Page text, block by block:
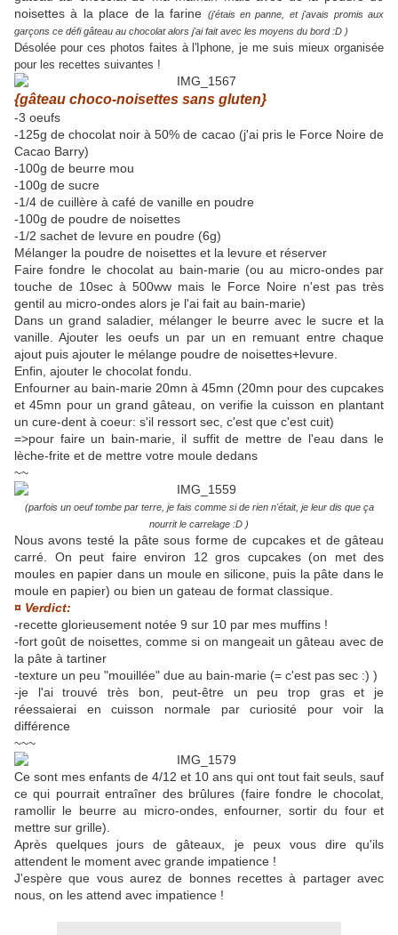
noisettes à la place de la farine (j'étais en panne, et j'avais promis aux
garçons ce défi gâteau au chocolat alors j'ai fait avec les moyens du bord :D )
Désolée pour ces photos faites à l'Iphone, je me suis mieux organisée
pour les recettes suivantes !
{gâteau choco-noisettes sans gluten}
-3 oeufs
-125g de chocolat noir à 50% de cacao (j'ai pris le Force Noire de
Cacao Barry)
-100g de beurre mou
-100g de sucre
-1/4 de cuillère à café de vanille en poudre
-100g de poudre de noisettes
-1/2 sachet de levure en poudre (6g)
Mélanger la poudre de noisettes et la levure et réserver
Faire fondre le chocolat au bain-marie (ou au micro-ondes par
touche de 10sec à 500ww mais le Force Noire n'est pas très
gentil au micro-ondes alors je l'ai fait au bain-marie)
Dans un grand saladier, mélanger le beurre avec le sucre et la
vanille. Ajouter les oeufs un par un en remuant entre chaque
ajout puis ajouter le mélange poudre de noisettes+levure.
Enfin, ajouter le chocolat fondu.
Enfourner au bain-marie 20mn à 45mn (20mn pour des cupcakes
et 45mn pour un grand gâteau, on verifie la cuisson en plantant
un cure-dent à coeur: s'il ressort sec, c'est que c'est cuit)
=>pour faire un bain-marie, il suffit de mettre de l'eau dans le
lèche-frite et de mettre votre moule dedans
~~
(parfois un oeuf tombe par terre, je fais comme si de rien n'était, je leur dis que ça
nourrit le carrelage :D )
Nous avons testé la pâte sous forme de cupcakes et de gâteau
carré. On peut faire environ 12 gros cupcakes (on met des
moules en papier dans un moule en silicone, puis la pâte dans le
moule en papier) ou bien un gateau de format classique.
¤ Verdict:
-recette glorieusement notée 9 sur 10 par mes muffins !
-fort goût de noisettes, comme si on mangeait un gâteau avec de
la pâte à tartiner
-texture un peu "mouillée" due au bain-marie (= c'est pas sec :) )
-je l'ai trouvé très bon, peut-être un peu trop gras et je
réessaierai en cuisson normale par curiosité pour voir la
différence
~~~
Ce sont mes enfants de 4/12 et 10 ans qui ont tout fait seuls, sauf
ce qui pourrait entraîner des brûlures (faire fondre le chocolat,
ramollir le beurre au micro-ondes, enfourner, sortir du four et
mettre sur grille).
Après quelques jours de gâteaux, je peux vous dire qu'ils
attendent le moment avec grande impatience !
J'espère que vous aurez de bonnes recettes à partager avec
nous, on les attend avec impatience !